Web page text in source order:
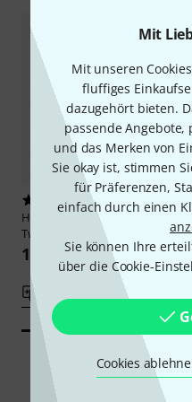
Mit
Mit unseren
fluffiges
dazugehört bieten.
passende Angebote,
und das Merken von
Sie okay ist, stimmen
für Präferenzen,
einfach durch einen
Sie können Ihre
über die Cookie-
Cookies
HohnerBravo III 72 myColor
Twilight
1.725 CHF